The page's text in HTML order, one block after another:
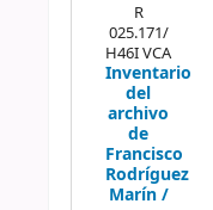
R
025.171/
H46I VCA
Inventario
del
archivo
de
Francisco
Rodríguez
Marín /